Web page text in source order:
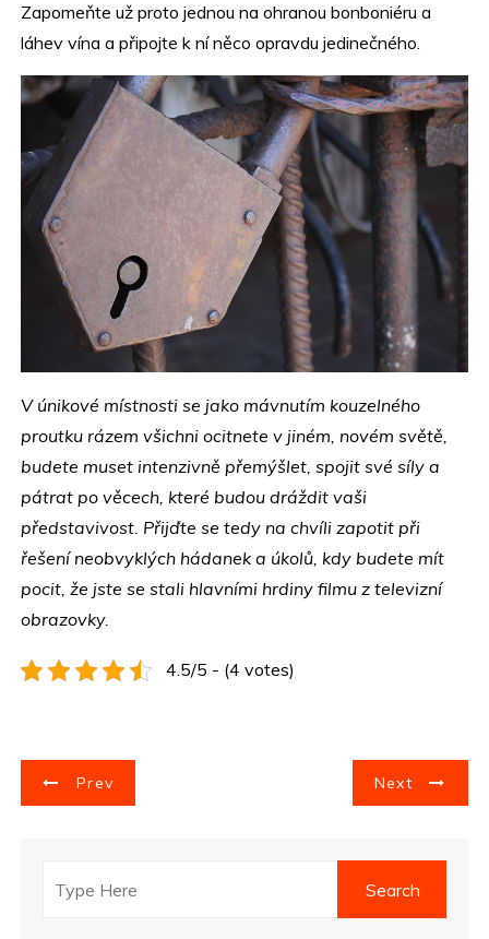
Zapomeňte už proto jednou na ohranou bonboniéru a
láhev vína a připojte k ní něco opravdu jedinečného.
V únikové místnosti se jako mávnutím kouzelného
proutku rázem všichni ocitnete v jiném, novém světě,
budete muset intenzivně přemýšlet, spojit své síly a
pátrat po věcech, které budou dráždit vaši
představivost. Přijďte se tedy na chvíli zapotit při
řešení neobvyklých hádanek a úkolů, kdy budete mít
pocit, že jste se stali hlavními hrdiny filmu z televizní
obrazovky.
4.5/5 - (4 votes)
N
Prev Next